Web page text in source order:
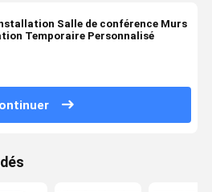
Salle de conférence Murs
Temporaire Personnalisé